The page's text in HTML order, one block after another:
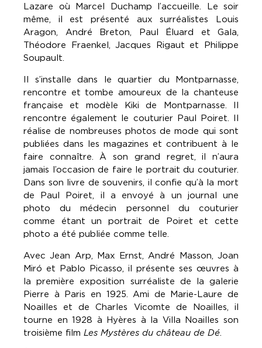
Lazare où Marcel Duchamp l’accueille. Le soir
même, il est présenté aux surréalistes Louis
Aragon, André Breton, Paul Éluard et Gala,
Théodore Fraenkel, Jacques Rigaut et Philippe
Soupault.
Il s’installe dans le quartier du Montparnasse,
rencontre et tombe amoureux de la chanteuse
française et modèle Kiki de Montparnasse. Il
rencontre également le couturier Paul Poiret. Il
réalise de nombreuses photos de mode qui sont
publiées dans les magazines et contribuent à le
faire connaître. À son grand regret, il n’aura
jamais l’occasion de faire le portrait du couturier.
Dans son livre de souvenirs, il confie qu’à la mort
de Paul Poiret, il a envoyé à un journal une
photo du médecin personnel du couturier
comme étant un portrait de Poiret et cette
photo a été publiée comme telle.
Avec Jean Arp, Max Ernst, André Masson, Joan
Miró et Pablo Picasso, il présente ses œuvres à
la première exposition surréaliste de la galerie
Pierre à Paris en 1925. Ami de Marie-Laure de
Noailles et de Charles Vicomte de Noailles, il
tourne en 1928 à Hyères à la Villa Noailles son
troisième film Les Mystères du château de Dé.